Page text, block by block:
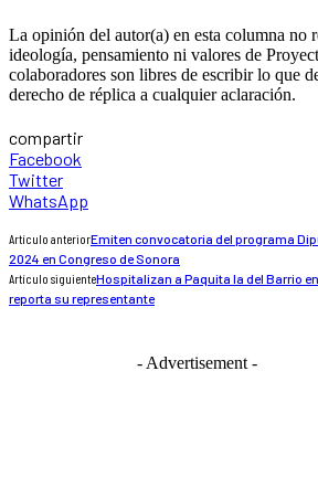
La opinión del autor(a) en esta columna no
ideología, pensamiento ni valores de
colaboradores son libres de escribir lo que
derecho de réplica a cualquier aclaración.
compartir
Facebook
Twitter
WhatsApp
Artículo anteriorEmiten convocatoria del programa
2024 en Congreso de Sonora
Artículo siguienteHospitalizan a Paquita la del Barrio
reporta su representante
- Advertisement -